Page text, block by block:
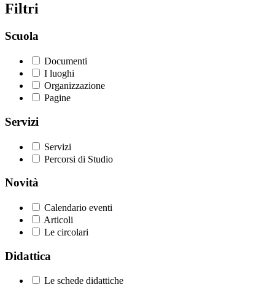
Filtri
Scuola
Documenti
I luoghi
Organizzazione
Pagine
Servizi
Servizi
Percorsi di Studio
Novità
Calendario eventi
Articoli
Le circolari
Didattica
Le schede didattiche